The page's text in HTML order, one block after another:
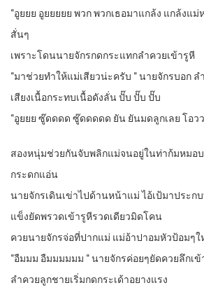
“อูยยย อูยยยยย พวก พวกเธอมาแกล้ง แกล้งแม่
สั่นๆ
เพราะโดนนายจักรกดกระแทกลำควยเข้ารูหี
“มาช่วยทำให้แม่เสียวน่ะครับ “ นายจักรบอก
เสียงเนื้อกระทบเนื้อดังลั่น ปั๊บ ปั๊บ ปั๊บ
“อูยยย ซู๊ดดดด ซู๊ดดดดด ยัน ยันมดลูกเลย โอว
สองหนุ่มช่วยกันจับพลิกแม่จนอยู่ในท่าก้มหมอ
กระดกแอ่น
นายจักรเดินเข่าไปด้านหน้าแม่ ไอ้เป้มาประก
แข็งยัดพรวดเข้ารูหีรวดเดียวมิดโคน
ควยนายจักรจ่อที่ปากแม่ แม่อ้าปาอมหัวป้อมๆ
“อืมมม อืมมมมมม “ นายจักรค่อยๆยัดควยลึกเ
ลำควยลูกชายเริ่มกดกระเด้าอยางแรง